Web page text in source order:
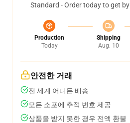
Standard - Order today to get by
Production
Today
Shipping
Aug. 10
안전한 거래
전 세계 어디든 배송
모든 소포에 추적 번호 제공
상품을 받지 못한 경우 전액 환불